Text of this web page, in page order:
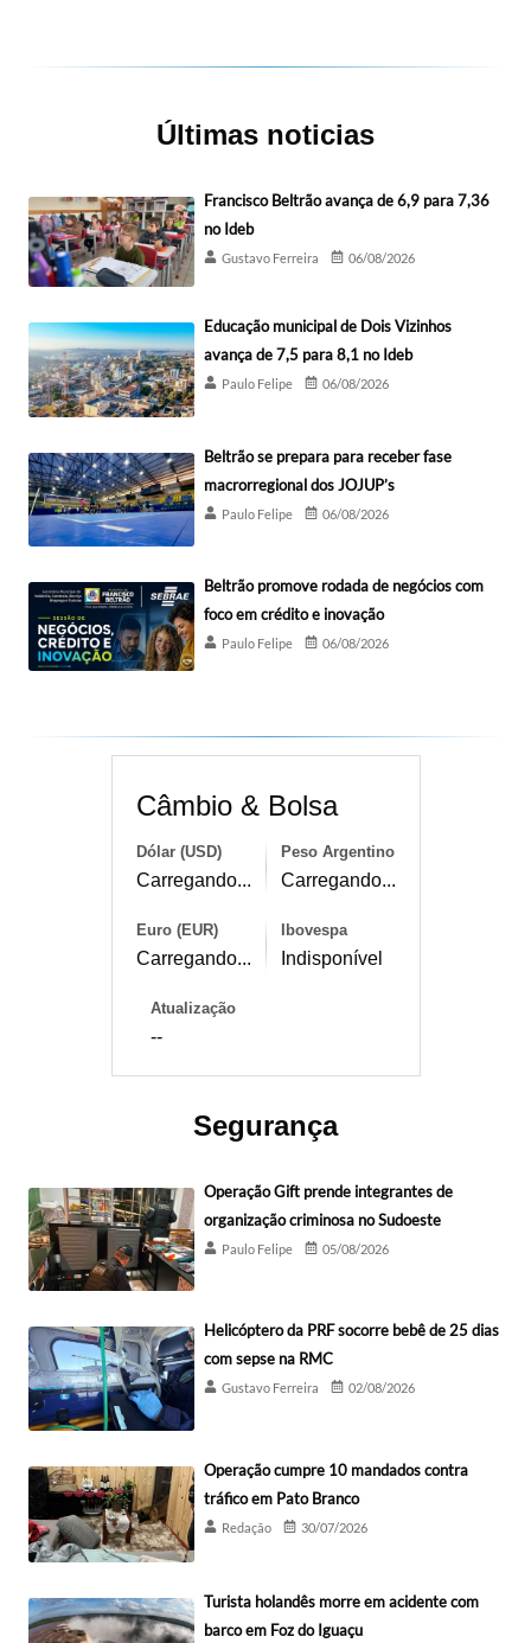
Últimas noticias
Francisco Beltrão avança de 6,9 para 7,36
no Ideb
Gustavo Ferreira 06/08/2026
Educação municipal de Dois Vizinhos
avança de 7,5 para 8,1 no Ideb
Paulo Felipe 06/08/2026
Beltrão se prepara para receber fase
macrorregional dos JOJUP’s
Paulo Felipe 06/08/2026
Beltrão promove rodada de negócios com
foco em crédito e inovação
Paulo Felipe 06/08/2026
Câmbio & Bolsa
Dólar (USD)
Carregando...
Peso Argentino
Carregando...
Euro (EUR)
Carregando...
Ibovespa
Indisponível
Atualização
--
Segurança
Operação Gift prende integrantes de
organização criminosa no Sudoeste
Paulo Felipe 05/08/2026
Helicóptero da PRF socorre bebê de 25 dias
com sepse na RMC
Gustavo Ferreira 02/08/2026
Operação cumpre 10 mandados contra
tráfico em Pato Branco
Redação 30/07/2026
Turista holandês morre em acidente com
barco em Foz do Iguaçu